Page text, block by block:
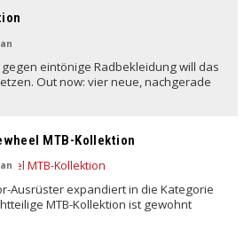
eintönige Radbekleidung will das
Out now: vier neue, nachgerade
MTB-Kollektion
Ausrüster expandiert in die Kategorie
MTB-Kollektion ist gewohnt